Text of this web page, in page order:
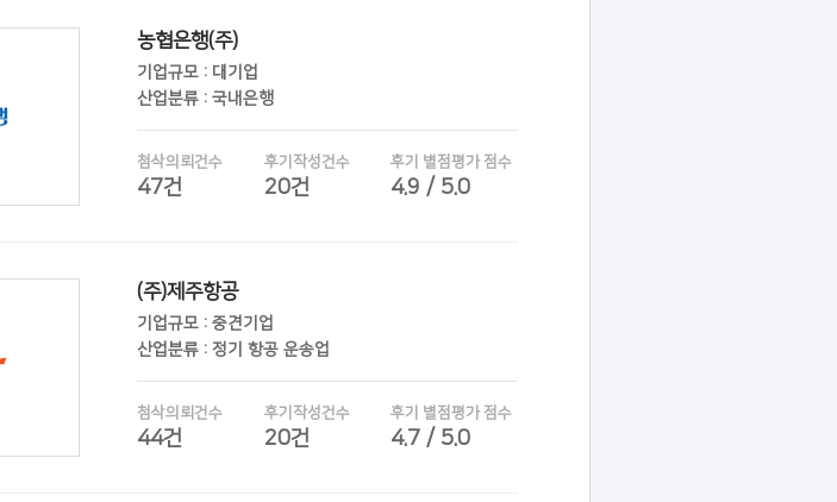
농협은행(주)
기업규모 : 대기업
산업분류 : 국내은행
첨삭의뢰건수
47건
후기작성건수
20건
후기 별점평가 점수
4.9 / 5.0
(주)제주항공
기업규모 : 중견기업
산업분류 : 정기 항공 운송업
첨삭의뢰건수
44건
후기작성건수
20건
후기 별점평가 점수
4.7 / 5.0